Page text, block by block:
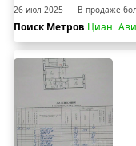
26 июл 2025 В продаже
Поиск Метров Циан